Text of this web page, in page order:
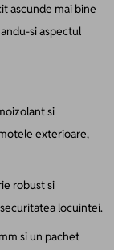
ascunde mai bine
si aspectul
si
exterioare,
robust si
locuintei.
si un pachet